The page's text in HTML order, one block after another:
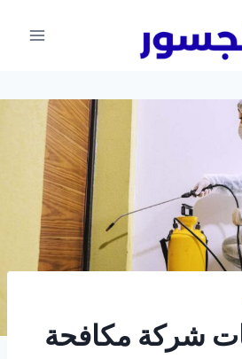
شركة مكافحة